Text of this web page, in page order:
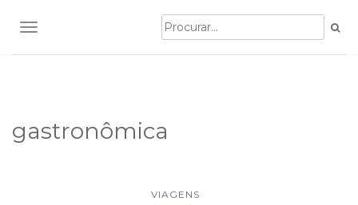
TOGGLE NAVIGATION
gastronômica
VIAGENS